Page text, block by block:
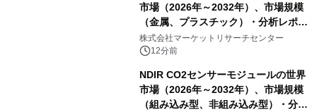
市場（2026年～2032年）、市場規模
（金属、プラスチック）・分析レポー
トを発表
株式会社マーケットリサーチセンター
12分前
NDIR CO2センサーモジュールの世界
市場（2026年～2032年）、市場規模
（組み込み型、非組み込み型）・分析